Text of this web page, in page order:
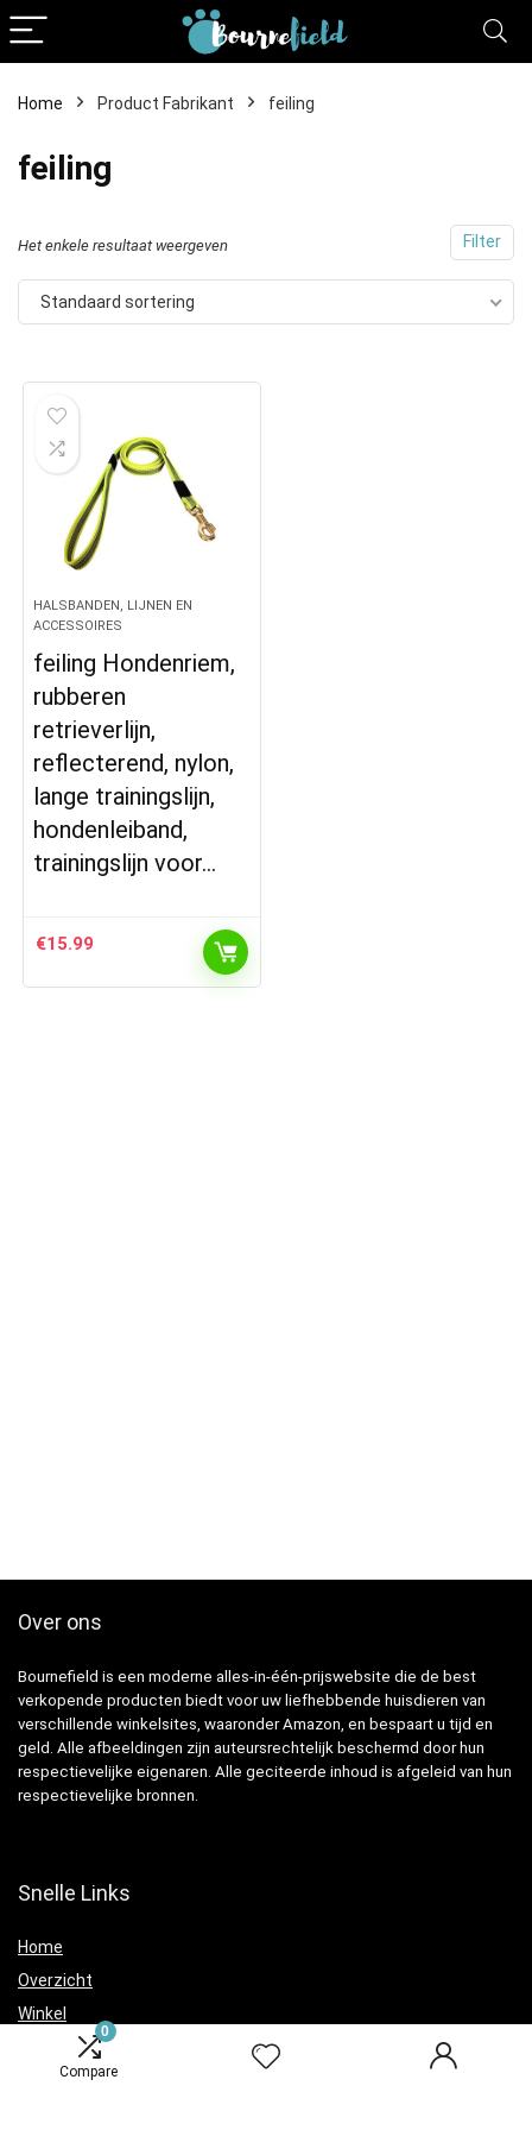
0
Compare
Home Product Fabrikant feiling
feiling
Filter
Het enkele resultaat weergeven
Standaard sortering
HALSBANDEN, LIJNEN EN
ACCESSOIRES
feiling Hondenriem,
rubberen
retrieverlijn,
reflecterend, nylon,
lange trainingslijn,
hondenleiband,
trainingslijn voor…
€15.99
Over ons
Bournefield is een moderne alles-in-één-prijswebsite die de best
verkopende producten biedt voor uw liefhebbende huisdieren van
verschillende winkelsites, waaronder Amazon, en bespaart u tijd en
geld. Alle afbeeldingen zijn auteursrechtelijk beschermd door hun
respectievelijke eigenaren. Alle geciteerde inhoud is afgeleid van hun
respectievelijke bronnen.
Snelle Links
Home
Overzicht
Winkel